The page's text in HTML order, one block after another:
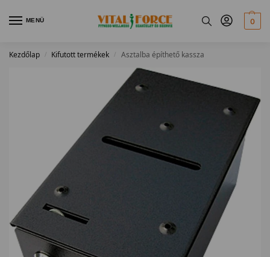
MENÜ 0
Kezdőlap / Kifutott termékek / Asztalba építhető kassza